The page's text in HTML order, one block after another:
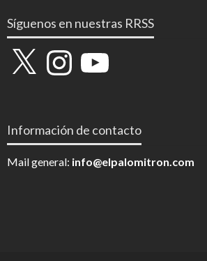
Síguenos en nuestras RRSS
X InstagramYouTube
Información de contacto
Mail general: info@elpalomitron.com